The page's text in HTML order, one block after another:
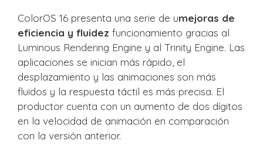
ColorOS 16 presenta una serie de umejoras de
eficiencia y fluidez funcionamiento gracias al
Luminous Rendering Engine y al Trinity Engine. Las
aplicaciones se inician más rápido, el
desplazamiento y las animaciones son más
fluidos y la respuesta táctil es más precisa. El
productor cuenta con un aumento de dos dígitos
en la velocidad de animación en comparación
con la versión anterior.